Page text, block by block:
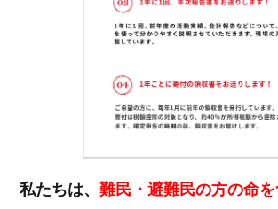
私たちは、 難民・避難民の方の命を